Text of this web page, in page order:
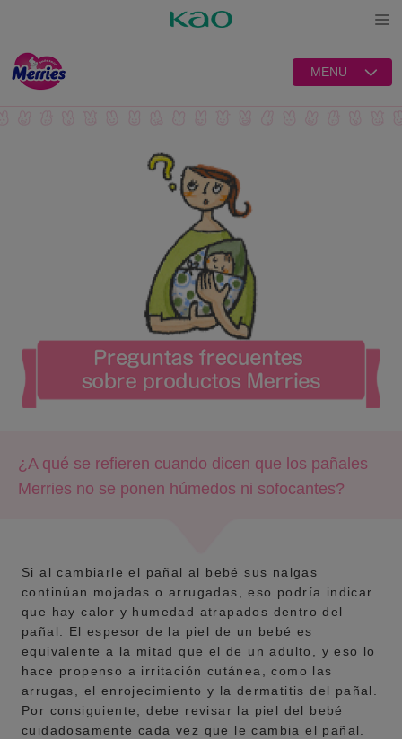
MENU
¿A qué se refieren cuando dicen que los pañales
Merries no se ponen húmedos ni sofocantes?
Si al cambiarle el pañal al bebé sus nalgas
continúan mojadas o arrugadas, eso podría indicar
que hay calor y humedad atrapados dentro del
pañal. El espesor de la piel de un bebé es
equivalente a la mitad que el de un adulto, y eso lo
hace propenso a irritación cutánea, como las
arrugas, el enrojecimiento y la dermatitis del pañal.
Por consiguiente, debe revisar la piel del bebé
cuidadosamente cada vez que le cambia el pañal.